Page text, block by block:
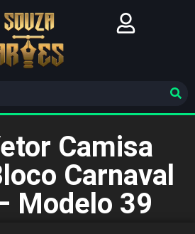
Camisa
Carnaval
Modelo 39